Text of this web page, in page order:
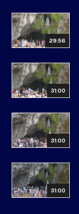
29:56
31:00
31:00
31:00